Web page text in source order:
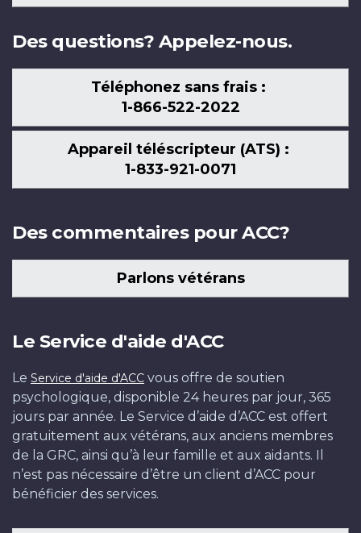
nous
Des questions? Appelez-nous.
Téléphonez sans frais :
1-866-522-2022
Appareil téléscripteur (ATS) :
1-833-921-0071
Des commentaires pour ACC?
Parlons vétérans
Le Service d'aide d'ACC
Le Service d'aide d'ACC vous offre de soutien
psychologique, disponible 24 heures par jour, 365
jours par année. Le Service d’aide d’ACC est offert
gratuitement aux vétérans, aux anciens membres
de la GRC, ainsi qu’à leur famille et aux aidants. Il
n’est pas nécessaire d’être un client d’ACC pour
bénéficier des services.